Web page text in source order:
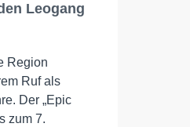
Leogang
Region
Ruf als
Der „Epic
zum 7.